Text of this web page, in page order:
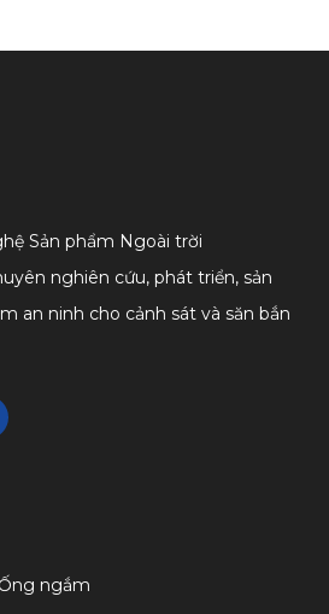
Sản phẩm Ngoài trời
nghiên cứu, phát triển, sản
an ninh cho cảnh sát và săn bắn
ngắm